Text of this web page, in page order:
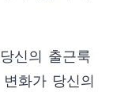
신의 출근룩
화가 당신의